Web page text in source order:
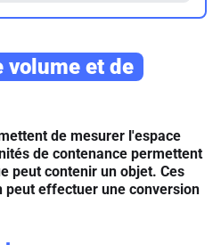
volume et de
de mesurer l'espace
de contenance permettent
peut contenir un objet. Ces
peut effectuer une conversion